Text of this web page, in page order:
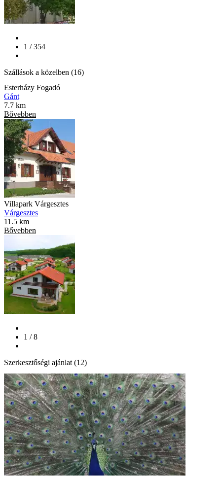
1 / 354
Szállások a közelben (16)
Esterházy Fogadó
Gánt
7.7 km
Bővebben
Villapark Várgesztes
Várgesztes
11.5 km
Bővebben
1 / 8
Szerkesztőségi ajánlat (12)